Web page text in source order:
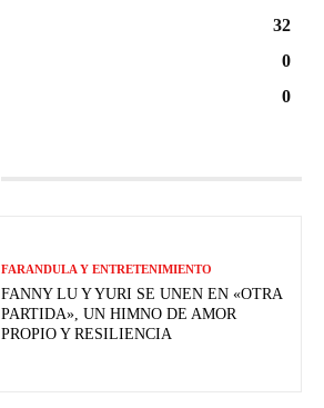
32
0
0
FARANDULA Y ENTRETENIMIENTO
FANNY LU Y YURI SE UNEN EN «OTRA
PARTIDA», UN HIMNO DE AMOR
PROPIO Y RESILIENCIA